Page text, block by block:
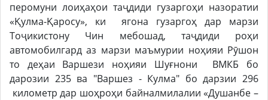
перомуни лоиҳаҳои таҷдиди гузаргоҳи назоратии
«Қулма-Қаросу», ки ягона гузаргоҳ дар марзи
Тоҷикистону Чин мебошад, таҷдиди роҳи
автомобилгард аз марзи маъмурии ноҳияи Рӯшон
то деҳаи Варшези ноҳияи Шуғнони ВМКБ бо
дарозии 235 ва "Варшез - Кулма" бо дарзии 296
километр дар шоҳроҳи байналмилалии «Душанбе –